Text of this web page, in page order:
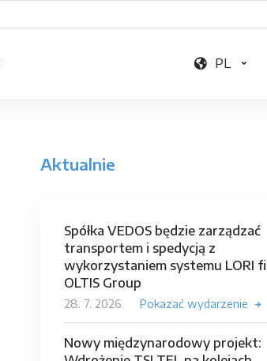
PL
Aktualnie
Spółka VEDOS będzie zarządzać
transportem i spedycją z
wykorzystaniem systemu LORI
OLTIS Group
28. 7. 2026 Pokazać wydarzenie
Nowy międzynarodowy projekt: